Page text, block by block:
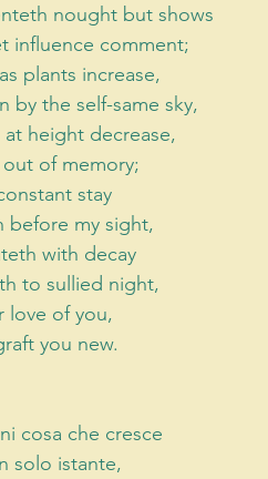
nought but shows
influence comment;
plants increase,
by the self-same sky,
height decrease,
of memory;
stay
before my sight,
with decay
to sullied night,
love of you,
you new.
cosa che cresce
solo istante,